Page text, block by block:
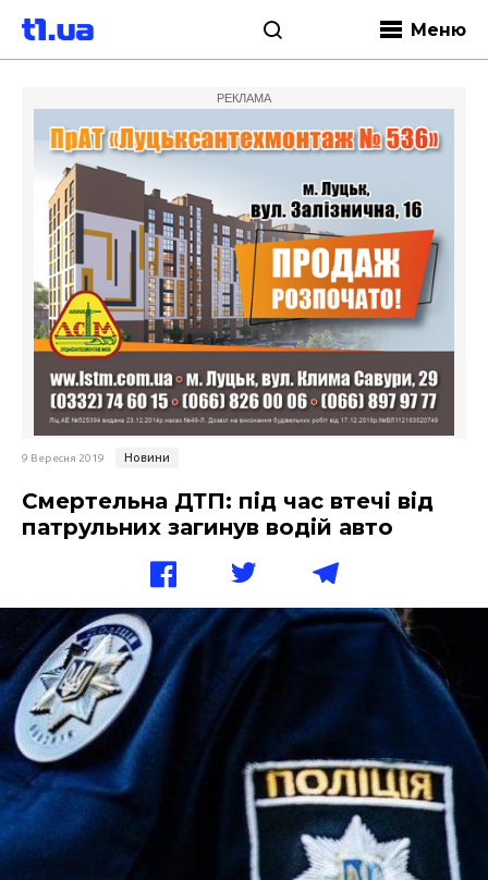
Меню
РЕКЛАМА
9 Вересня 2019 Новини
Смертельна ДТП: під час втечі від
патрульних загинув водій авто